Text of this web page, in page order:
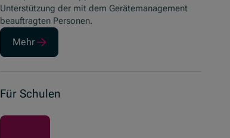
Unterstützung der mit dem Gerätemanagement
beauftragten Personen.
Mehr
Für Schulen